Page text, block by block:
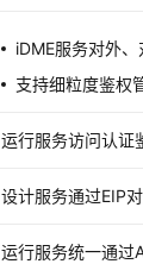
iDME服务对外、
支持细粒度鉴权
运行服务访问认证
设计服务通过EIP
运行服务统一通过